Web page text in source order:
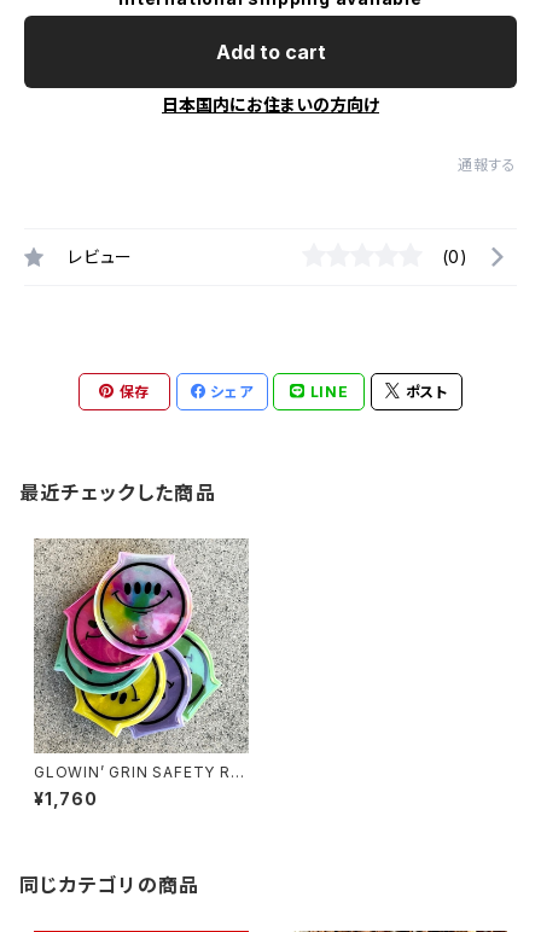
Add to cart
日本国内にお住まいの方向け
通報する
レビュー (0)
保存 シェア LINE ポスト
最近チェックした商品
GLOWIN’ GRIN SAFETY RE
FLECTOR LIGHT, ver.2 by
Burrito Breath x Rubbish R
¥1,760
同じカテゴリの商品